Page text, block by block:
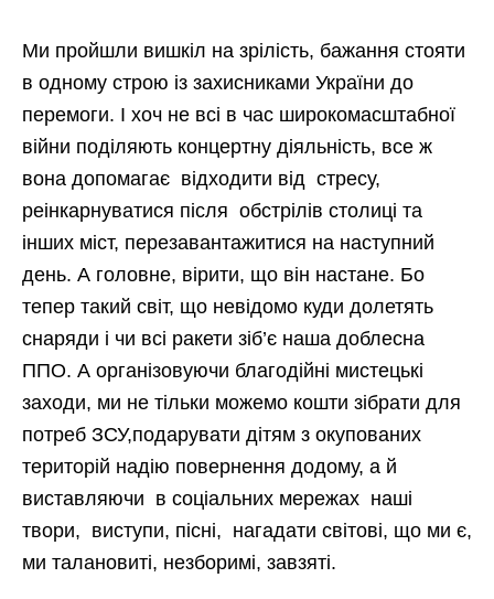
Ми пройшли вишкіл на зрілість, бажання стояти
в одному строю із захисниками України до
перемоги. І хоч не всі в час широкомасштабної
війни поділяють концертну діяльність, все ж
вона допомагає відходити від стресу,
реінкарнуватися після обстрілів столиці та
інших міст, перезавантажитися на наступний
день. А головне, вірити, що він настане. Бо
тепер такий світ, що невідомо куди долетять
снаряди і чи всі ракети зіб’є наша доблесна
ППО. А організовуючи благодійні мистецькі
заходи, ми не тільки можемо кошти зібрати для
потреб ЗСУ,подарувати дітям з окупованих
територій надію повернення додому, а й
виставляючи в соціальних мережах наші
твори, виступи, пісні, нагадати світові, що ми є,
ми талановиті, незборимі, завзяті.